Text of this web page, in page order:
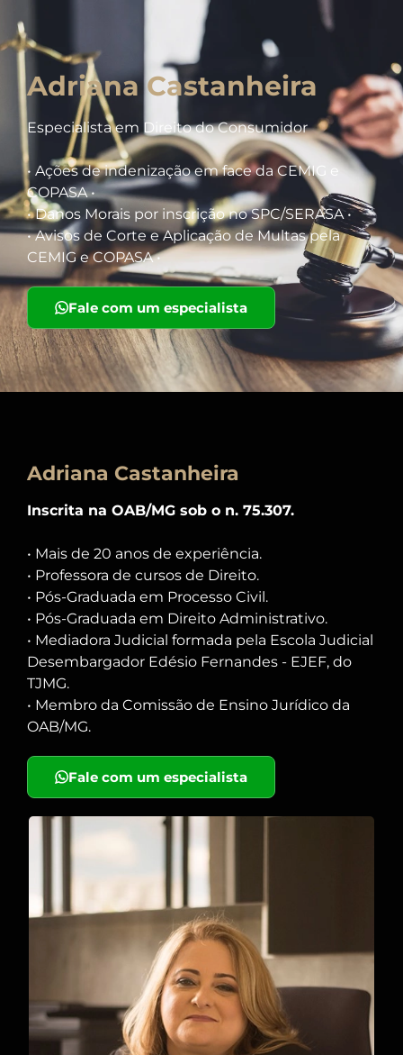
Adriana Castanheira
Especialista em Direito do Consumidor
• Ações de indenização em face da CEMIG e
COPASA •
• Danos Morais por inscrição no SPC/SERASA •
• Avisos de Corte e Aplicação de Multas pela
CEMIG e COPASA •
Fale com um especialista
Adriana Castanheira
Inscrita na OAB/MG sob o n. 75.307.
• Mais de 20 anos de experiência.
• Professora de cursos de Direito.
• Pós-Graduada em Processo Civil.
• Pós-Graduada em Direito Administrativo.
• Mediadora Judicial formada pela Escola Judicial
Desembargador Edésio Fernandes - EJEF, do
TJMG.
• Membro da Comissão de Ensino Jurídico da
OAB/MG.
Fale com um especialista